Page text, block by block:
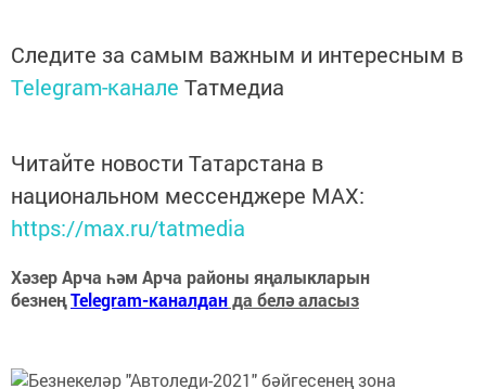
Следите за самым важным и интересным в
Telegram-канале Татмедиа
Читайте новости Татарстана в
национальном мессенджере MАХ:
https://max.ru/tatmedia
Хәзер Арча һәм Арча районы яңалыкларын
безнеңTelegram-каналданда белә аласыз